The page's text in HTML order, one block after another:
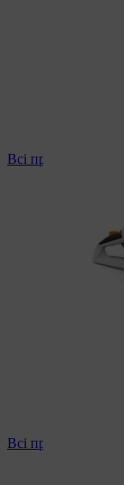
Всі професійні
Всі професійні